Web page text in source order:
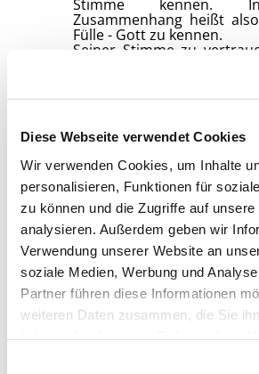
Diese Webseite verwendet Cookies
Wir verwenden Cookies, um Inhalte
personalisieren, Funktionen für
zu können und die Zugriffe auf
analysieren. Außerdem geben wir
Verwendung unserer Website an
soziale Medien, Werbung und
Partner führen diese Informationen
weiteren Daten zusammen, die Sie
Stimme kennen.
Zusammenhang heißt
Fülle - Gott zu kennen.
Seiner Stimme zu
die Schafe dem guten
wenn ich als
bisher wenige
jemanden gibt, der/
kümmert. Jemand, der/
mitgeht und sogar
leitet.
Bei dem von Jesus
Leben in Fülle ist also
materiellen Überfluss
sondern es geht um das
Sein mit Gott.
Viele Menschen lieben
in dem der Beter Gott
Hirten vergleicht,
Dürrezeiten zu saftigen
und durch das Dunkel ins